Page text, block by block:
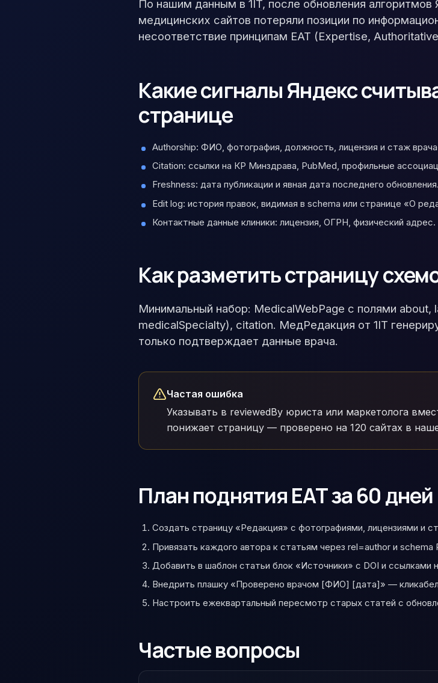
По нашим данным в 1IT, после обновления алгоритмов
медицинских сайтов потеряли позиции по
несоответствие принципам EAT (Expertise,
Какие сигналы Яндекс
странице
Authorship: ФИО, фотография, должность, лицензия и стаж
Citation: ссылки на КР Минздрава, PubMed, профильные
Freshness: дата публикации и явная дата последнего обновления.
Edit log: история правок, видимая в schema или странице «О
Контактные данные клиники: лицензия, ОГРН, физический адрес.
Как разметить страницу
Минимальный набор: MedicalWebPage с полями
medicalSpecialty), citation. МедРедакция от 1IT
только подтверждает данные врача.
Частая ошибка
Указывать в reviewedBy юриста или маркетолога
понижает страницу — проверено на 120 сайтах в
План поднятия EAT за 60 дней
Создать страницу «Редакция» с фотографиями, лицензиями и
Привязать каждого автора к статьям через rel=author и schema
Добавить в шаблон статьи блок «Источники» с DOI и ссылками
Внедрить плашку «Проверено врачом [ФИО] [дата]» —
Настроить ежеквартальный пересмотр старых статей с
Частые вопросы